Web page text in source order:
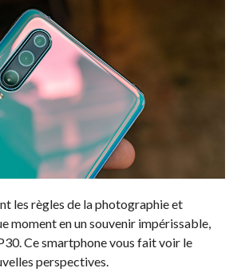
les règles de la photographie et
moment en un souvenir impérissable,
Ce smartphone vous fait voir le
perspectives.